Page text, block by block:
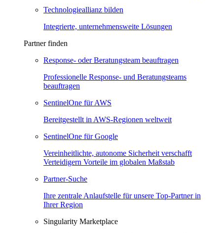
Technologieallianz bilden
Integrierte, unternehmensweite Lösungen
Partner finden
Response- oder Beratungsteam beauftragen
Professionelle Response- und Beratungsteams
beauftragen
SentinelOne für AWS
Bereitgestellt in AWS-Regionen weltweit
SentinelOne für Google
Vereinheitlichte, autonome Sicherheit verschafft
Verteidigern Vorteile im globalen Maßstab
Partner-Suche
Ihre zentrale Anlaufstelle für unsere Top-Partner in
Ihrer Region
Singularity Marketplace